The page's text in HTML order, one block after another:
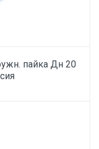
пайка Дн 20